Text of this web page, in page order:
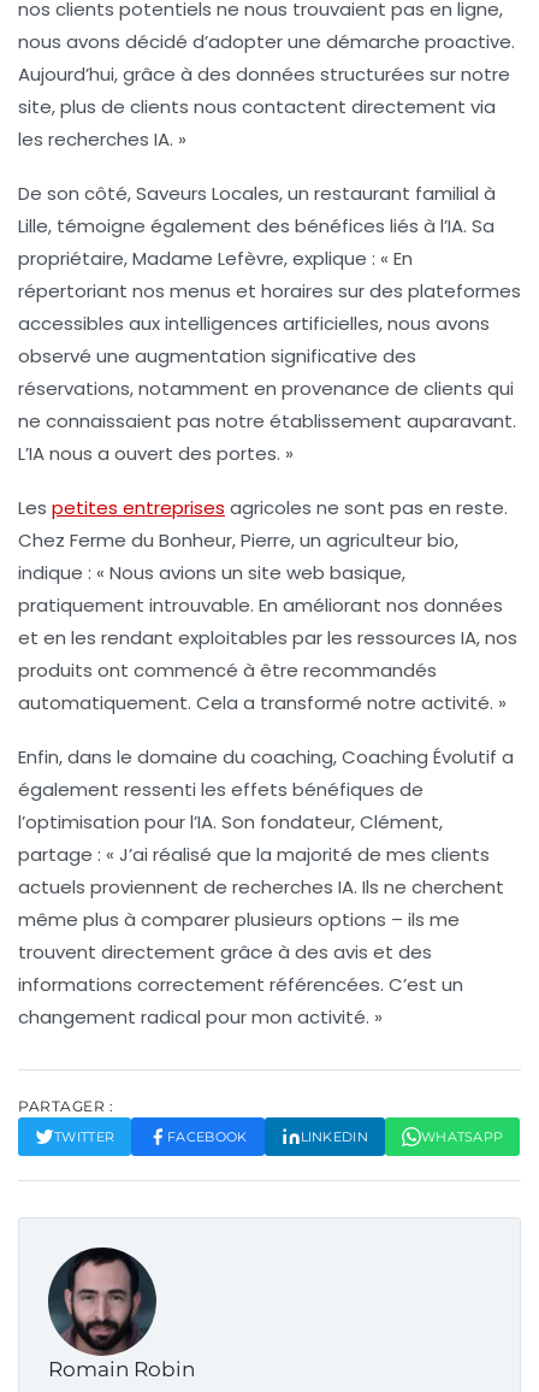
nos clients potentiels ne nous trouvaient pas en ligne,
nous avons décidé d’adopter une démarche proactive.
Aujourd’hui, grâce à des données structurées sur notre
site, plus de clients nous contactent directement via
les recherches IA. »
De son côté,Saveurs Locales, un restaurant familial à
Lille, témoigne également des bénéfices liés à l’IA. Sa
propriétaire, Madame Lefèvre, explique : « En
répertoriant nos menus et horaires sur des plateformes
accessibles aux intelligences artificielles, nous avons
observé une augmentation significative des
réservations, notamment en provenance de clients qui
ne connaissaient pas notre établissement auparavant.
L’IA nous a ouvert des portes. »
Les petites entreprises agricoles ne sont pas en reste.
Chez Ferme du Bonheur, Pierre, un agriculteur bio,
indique : « Nous avions un site web basique,
pratiquement introuvable. En améliorant nos données
et en les rendant exploitables par les ressources IA, nos
produits ont commencé à être recommandés
automatiquement. Cela a transformé notre activité. »
Enfin, dans le domaine du coaching,Coaching Évolutif a
également ressenti les effets bénéfiques de
l’optimisation pour l’IA. Son fondateur, Clément,
partage : « J’ai réalisé que la majorité de mes clients
actuels proviennent de recherches IA. Ils ne cherchent
même plus à comparer plusieurs options – ils me
trouvent directement grâce à des avis et des
informations correctement référencées. C’est un
changement radical pour mon activité. »
PARTAGER :
TWITTER FACEBOOK LINKEDIN WHATSAPP
Romain Robin